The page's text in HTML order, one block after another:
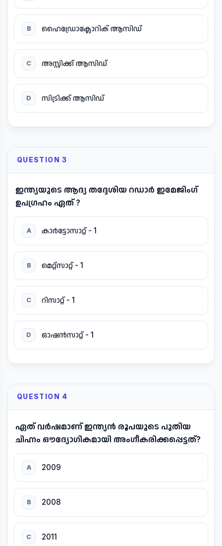
B ഹൈഡ്രോക്ലോറിക് ആസിഡ്
C അസ്റ്റിക്ക് ആസിഡ്
D സിട്രിക്ക് ആസിഡ്
QUESTION 3
ഇന്ത്യയുടെ ആദ്യ തദ്ദേശിയ റഡാർ ഇമേജിംഗ്
ഉപഗ്രഹം ഏത് ?
A കാർട്ടോസാറ്റ് - 1
B മെറ്റ്സാറ്റ് - 1
C റിസാറ്റ് - 1
D ഓഷൻസാറ്റ് - 1
QUESTION 4
ഏത് വർഷമാണ് ഇന്ത്യൻ രൂപയുടെ പുതിയ
ചിഹ്നം ഔദ്യോഗികമായി അംഗീകരിക്കപ്പെട്ടത്?
A 2009
B 2008
C 2011